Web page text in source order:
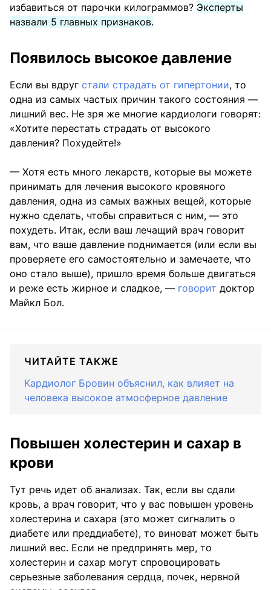
избавиться от парочки килограммов? Эксперты
назвали 5 главных признаков.
Появилось высокое давление
Если вы вдруг стали страдать от гипертонии, то
одна из самых частых причин такого состояния —
лишний вес. Не зря же многие кардиологи говорят:
«Хотите перестать страдать от высокого
давления? Похудейте!»
— Хотя есть много лекарств, которые вы можете
принимать для лечения высокого кровяного
давления, одна из самых важных вещей, которые
нужно сделать, чтобы справиться с ним, — это
похудеть. Итак, если ваш лечащий врач говорит
вам, что ваше давление поднимается (или если вы
проверяете его самостоятельно и замечаете, что
оно стало выше), пришло время больше двигаться
и реже есть жирное и сладкое, — говорит доктор
Майкл Бол.
ЧИТАЙТЕ ТАКЖЕ
Кардиолог Бровин объяснил, как влияет на
человека высокое атмосферное давление
Повышен холестерин и сахар в
крови
Тут речь идет об анализах. Так, если вы сдали
кровь, а врач говорит, что у вас повышен уровень
холестерина и сахара (это может сигналить о
диабете или преддиабете), то виноват может быть
лишний вес. Если не предпринять мер, то
холестерин и сахар могут спровоцировать
серьезные заболевания сердца, почек, нервной